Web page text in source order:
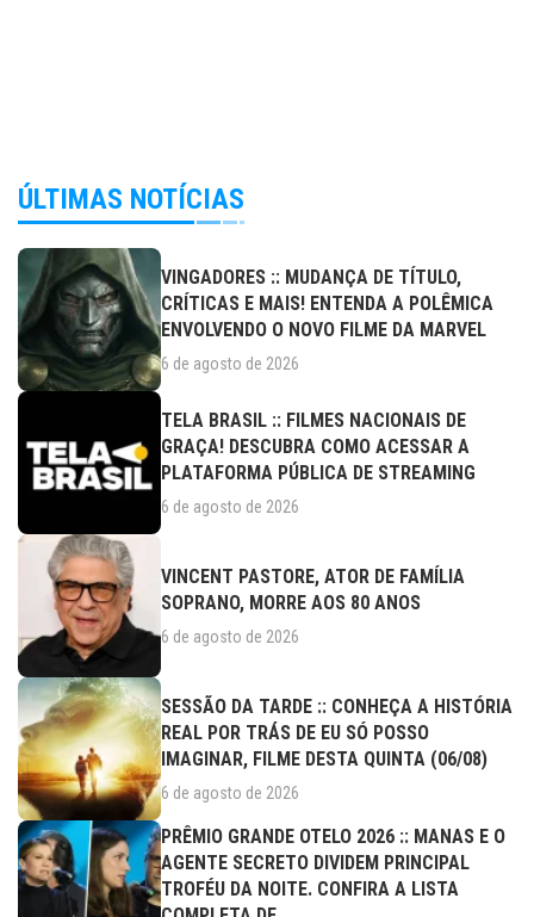
ÚLTIMAS NOTÍCIAS
VINGADORES :: MUDANÇA DE TÍTULO,
CRÍTICAS E MAIS! ENTENDA A POLÊMICA
ENVOLVENDO O NOVO FILME DA MARVEL
6 de agosto de 2026
TELA BRASIL :: FILMES NACIONAIS DE
GRAÇA! DESCUBRA COMO ACESSAR A
PLATAFORMA PÚBLICA DE STREAMING
6 de agosto de 2026
VINCENT PASTORE, ATOR DE FAMÍLIA
SOPRANO, MORRE AOS 80 ANOS
6 de agosto de 2026
SESSÃO DA TARDE :: CONHEÇA A HISTÓRIA
REAL POR TRÁS DE EU SÓ POSSO
IMAGINAR, FILME DESTA QUINTA (06/08)
6 de agosto de 2026
PRÊMIO GRANDE OTELO 2026 :: MANAS E O
AGENTE SECRETO DIVIDEM PRINCIPAL
TROFÉU DA NOITE. CONFIRA A LISTA